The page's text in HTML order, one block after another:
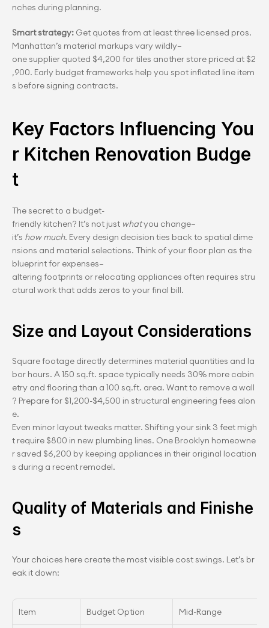
nches during planning.
Smart strategy: Get quotes from at least three licensed pros.
Manhattan’s material markups vary wildly—
one supplier quoted $4,200 for tiles another store priced at $2
,900. Early budget frameworks help you spot inflated line item
s before signing contracts.
Key Factors Influencing You
r Kitchen Renovation Budge
t
The secret to a budget-
friendly kitchen? It’s not just what you change—
it’s how much. Every design decision ties back to spatial dime
nsions and material selections. Think of your floor plan as the
blueprint for expenses—
altering footprints or relocating appliances often requires stru
ctural work that adds zeros to your final bill.
Size and Layout Considerations
Square footage directly determines material quantities and la
bor hours. A 150 sq.ft. space typically needs 30% more cabin
etry and flooring than a 100 sq.ft. area. Want to remove a wall
? Prepare for $1,200-$4,500 in structural engineering fees alon
e.
Even minor layout tweaks matter. Shifting your sink 3 feet migh
t require $800 in new plumbing lines. One Brooklyn homeowne
r saved $6,200 by keeping appliances in their original location
s during a recent remodel.
Quality of Materials and Finishe
s
Your choices here create the most visible cost swings. Let’s br
eak it down:
Item Budget Option Mid-Range